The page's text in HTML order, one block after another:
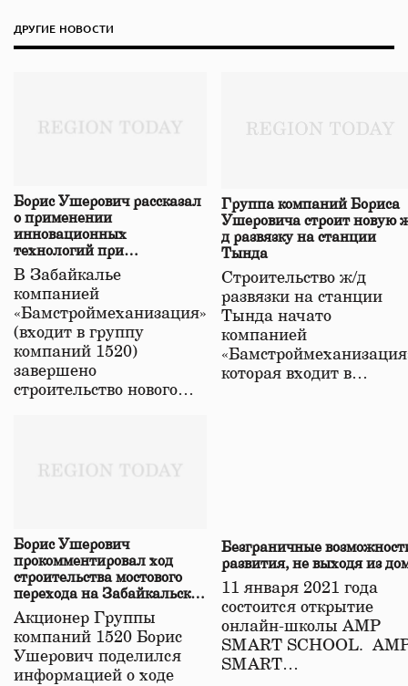
ДРУГИЕ НОВОСТИ
Борис Ушерович рассказал
о применении
инновационных
технологий при
строительстве нового моста
в Забайкалье
В Забайкалье
компанией
«Бамстроймеханизация»
(входит в группу
компаний 1520)
завершено
строительство нового…
Группа компаний Бориса
Ушеровича строит новую
д развязку на станции
Тында
Строительство ж/д
развязки на станции
Тында начато
компанией
которая входит в…
Борис Ушерович
прокомментировал ход
строительства мостового
перехода на Забайкальской
железной дороге
Акционер Группы
компаний 1520 Борис
Ушерович поделился
информацией о ходе
Безграничные
развития, не выходя из
11 января 2021 года
состоится открытие
онлайн-школы АМР
SMART SCHOOL.
SMART…